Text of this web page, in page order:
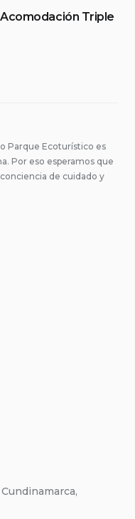
Acomodación Triple
Parque Ecoturístico es
Por eso esperamos que
de cuidado y